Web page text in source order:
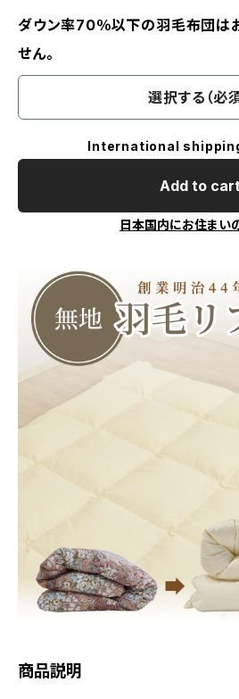
ダウン率70％以下の羽毛布団は
せん。
選択する（必須
International
Add to
日本国内にお住まい
商品説明